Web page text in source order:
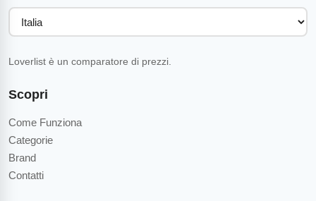
Scopri
Come Funziona
Categorie
Brand
Contatti
Loverlist è un comparatore di prezzi.